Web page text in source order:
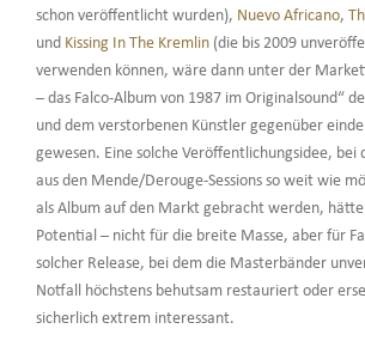
schon veröffentlicht wurden), Nuevo Africano,
und Kissing In The Kremlin(die bis 2009
verwenden können, wäre dann unter der
– das Falco-Album von 1987 im Originalsound“
und dem verstorbenen Künstler gegenüber
gewesen. Eine solche Veröffentlichungsidee, bei
aus den Mende/Derouge-Sessions so weit wie
als Album auf den Markt gebracht werden,
Potential – nicht für die breite Masse, aber für
solcher Release, bei dem die Masterbänder
Notfall höchstens behutsam restauriert oder
sicherlich extrem interessant.